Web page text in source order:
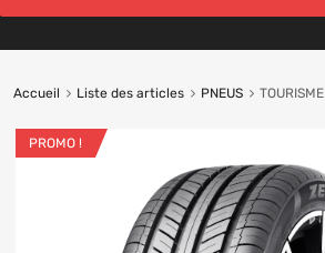
Accueil Liste des articles PNEUS TOURISME
PROMO !